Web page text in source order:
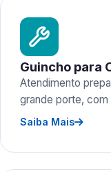
Guincho para
Atendimento
grande porte, com
Saiba Mais